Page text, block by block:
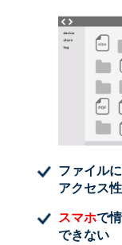
ファイル
アクセス
スマホで
できない